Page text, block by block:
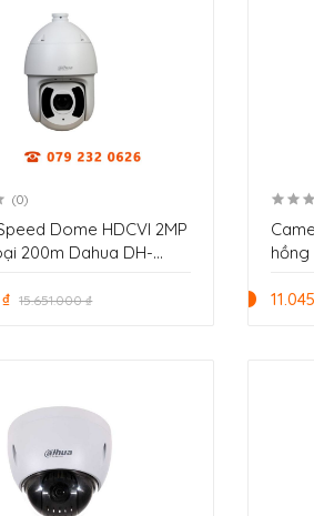
(0)
Dome HDCVI 2MP
200m Dahua DH-
15.651.000 ₫
hồng